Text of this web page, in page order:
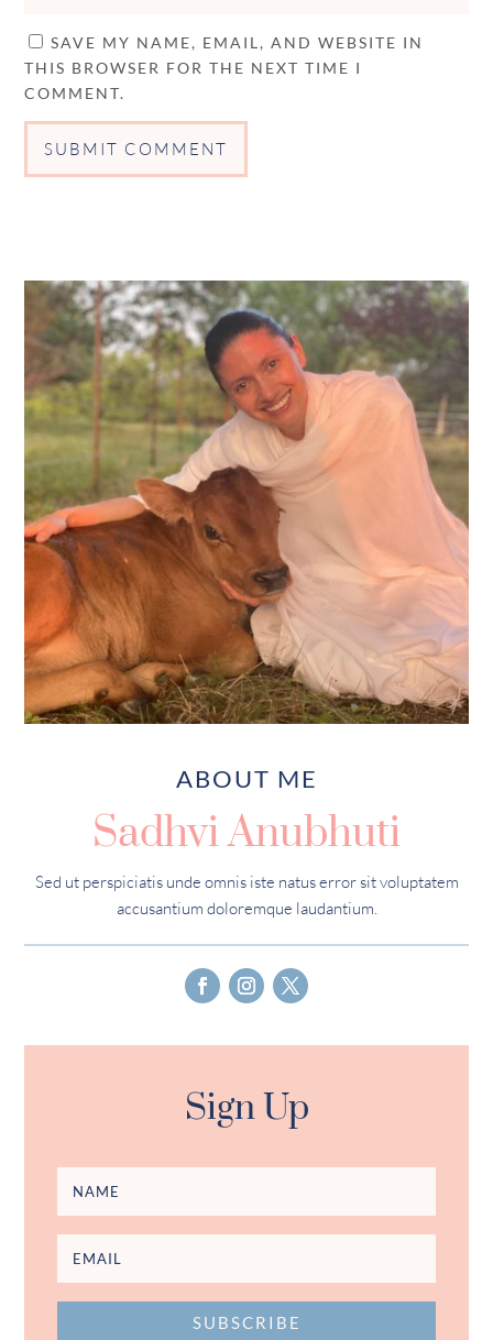
SAVE MY NAME, EMAIL, AND WEBSITE IN
THIS BROWSER FOR THE NEXT TIME I
COMMENT.
SUBMIT COMMENT
ABOUT ME
Sadhvi Anubhuti
Sed ut perspiciatis unde omnis iste natus error sit voluptatem
accusantium doloremque laudantium.
Sign Up
SUBSCRIBE